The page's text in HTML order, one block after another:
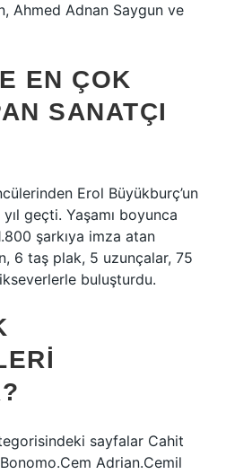
Ahmed Adnan Saygun ve
EN ÇOK
SANATÇI
Erol Büyükburç’un
geçti. Yaşamı boyunca
şarkıya imza atan
6 taş plak, 5 uzunçalar, 75
buluşturdu.
sayfalar Cahit
Adrian.Cemil